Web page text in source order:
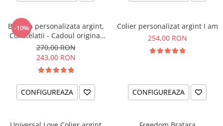
-10%
Bratara personalizata argint,
Constelatii - Cadoul original
pentru sora sau prietena ta
270,00 RON
243,00 RON
CONFIGUREAZA
Colier personalizat argint I am
254,00 RON
CONFIGUREAZA